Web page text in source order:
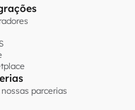
nossas parcerias